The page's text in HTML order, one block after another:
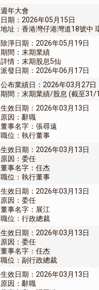
週年大會
日期：2026年05月15日
地址：香港灣仔港灣道18號中
除淨日期：2026年05月19日
期間：末期業績
詳情：末期股息5仙
派發日期：2026年06月17日
公布業績日：2026年03月27日
期間：末期業績/股息 (截至
生效日期：2026年03月13日
原因：辭職
董事名字：張尋遠
職位：執行董事
生效日期：2026年03月13日
原因：委任
董事名字：任杰
職位：執行董事
生效日期：2026年03月13日
原因：委任
董事名字：展江
職位：行政總裁
生效日期：2026年03月13日
原因：委任
董事名字：任杰
職位：副行政總裁
生效日期：2026年03月13日
原因：辭職